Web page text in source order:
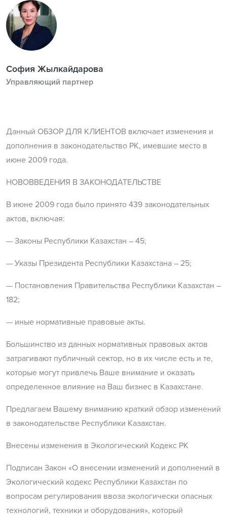
София Жылкайдарова
Управляющий партнер
Данный ОБЗОР ДЛЯ КЛИЕНТОВ включает изменения и
дополнения в законодательство РК, имевшие место в
июне 2009 года.
НОВОВВЕДЕНИЯ В ЗАКОНОДАТЕЛЬСТВЕ
В июне 2009 года было принято 439 законодательных
актов, включая:
— Законы Республики Казахстан – 45;
— Указы Президента Республики Казахстана – 25;
— Постановления Правительства Республики Казахстан –
182;
— иные нормативные правовые акты.
Большинство из данных нормативных правовых актов
затрагивают публичный сектор, но в их числе есть и те,
которые могут привлечь Ваше внимание и оказать
определенное влияние на Ваш бизнес в Казахстане.
Предлагаем Вашему вниманию краткий обзор изменений
в законодательстве Республики Казахстан.
Внесены изменения в Экологический Кодекс РК
Подписан Закон «О внесении изменений и дополнений в
Экологический кодекс Республики Казахстан по
вопросам регулирования ввоза экологически опасных
технологий, техники и оборудования», который